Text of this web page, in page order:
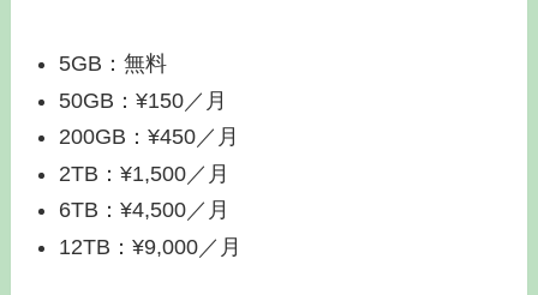
5GB：無料
50GB：¥150／月
200GB：¥450／月
2TB：¥1,500／月
6TB：¥4,500／月
12TB：¥9,000／月